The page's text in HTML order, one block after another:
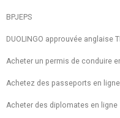
BPJEPS
DUOLINGO approuvée anglaise
Acheter un permis de conduire
Achetez des passeports en ligne
Acheter des diplomates en ligne